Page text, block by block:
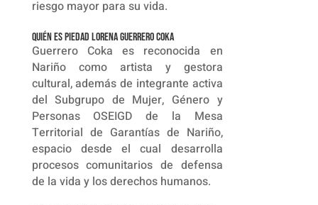
riesgo mayor para su vida.
Quién es Piedad Lorena Guerrero Coka
Guerrero Coka es reconocida en
Nariño como artista y gestora
cultural, además de integrante activa
del Subgrupo de Mujer, Género y
Personas OSEIGD de la Mesa
Territorial de Garantías de Nariño,
espacio desde el cual desarrolla
procesos comunitarios de defensa
de la vida y los derechos humanos.